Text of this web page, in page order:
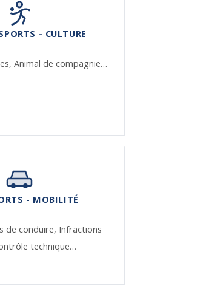
- CULTURE
Animal de compagnie…
- MOBILITÉ
de conduire, Infractions
technique…